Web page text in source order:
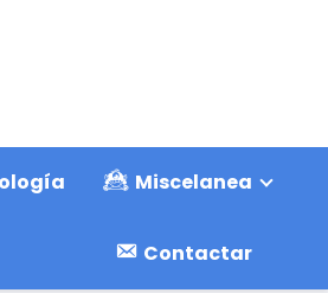
Miscelanea
Contactar